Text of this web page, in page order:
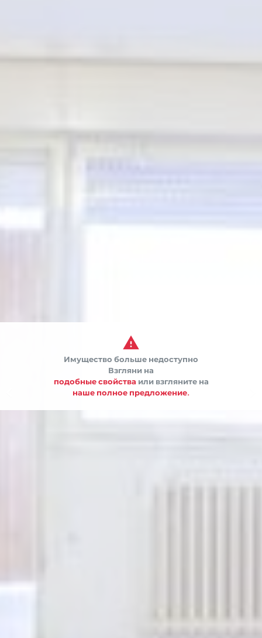

Имущество больше недоступно
Взгляни на
подобные свойства или взгляните на
наше полное предложение.